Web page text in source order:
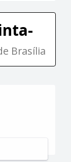
Brasília